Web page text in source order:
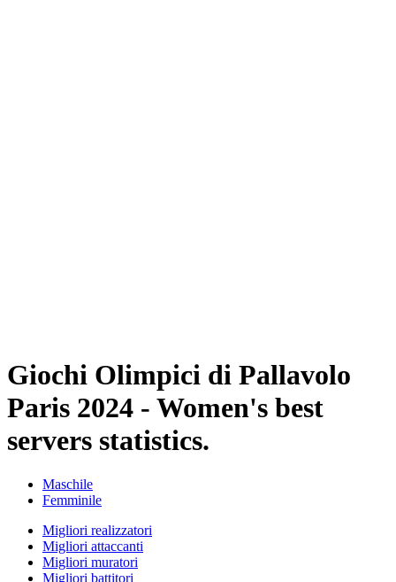
Giochi Olimpici di Pallavolo
Paris 2024 - Women's best
servers statistics.
Maschile
Femminile
Migliori realizzatori
Migliori attaccanti
Migliori muratori
Migliori battitori